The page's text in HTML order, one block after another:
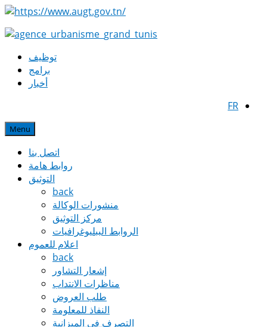
توظيف
برامج
أخبار
FR
Menu
اتصل بنا
روابط هامة
التوثيق
back
منشورات الوكالة
مركز التوثيق
الروابط الببليوغرافيات
اعلام للعموم
back
إشعار التشاور
مناظرات الانتداب
طلب العروض
النفاذ للمعلومة
التصرف في الميزانية